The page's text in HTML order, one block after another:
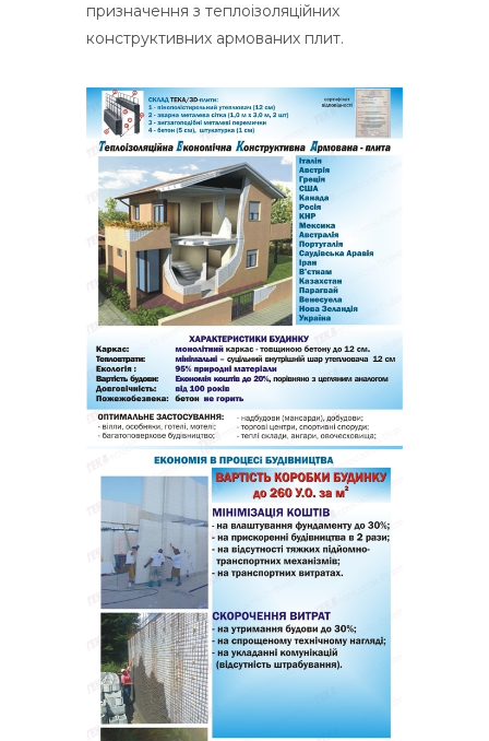
призначення з теплоізоляційних
конструктивних армованих плит.